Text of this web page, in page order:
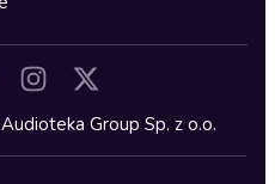
Group Sp. z o.o.